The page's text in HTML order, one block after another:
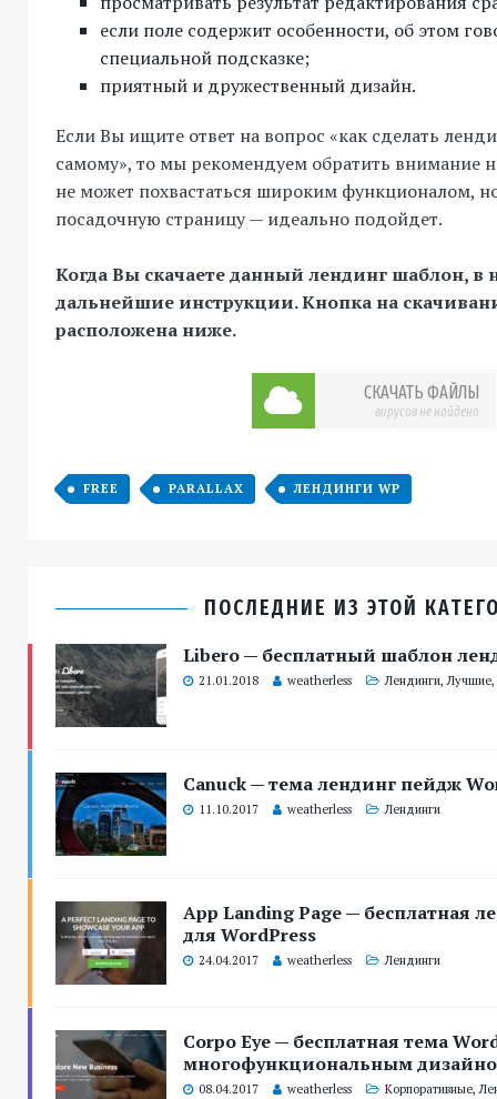
если поле содержит особенности, об этом
специальной подсказке;
приятный и дружественный дизайн.
Если Вы ищите ответ на вопрос «как сделать
самому», то мы рекомендуем обратить внимание
не может похвастаться широким функционалом,
посадочную страницу — идеально подойдет.
Когда Вы скачаете данный лендинг шаблон, в
дальнейшие инструкции. Кнопка на
расположена ниже.
СКАЧАТЬ ФАЙЛЫ
вирусов не найдено
FREE PARALLAX ЛЕНДИНГИ WP
ПОСЛЕДНИЕ ИЗ ЭТОЙ
Libero — бесплатный шаблон
21.01.2018 weatherless Лендинги,Лучшие,
Canuck — тема лендинг пейдж
11.10.2017 weatherless Лендинги
App Landing Page — бесплатная
для WordPress
24.04.2017 weatherless Лендинги
Corpo Eye — бесплатная тема
многофункциональным
08.04.2017 weatherless Корпоративные,